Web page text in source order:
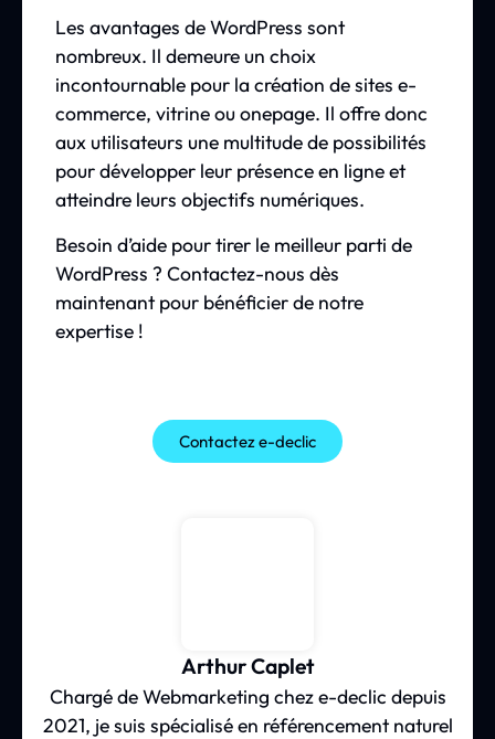
Les avantages de WordPress sont
nombreux. Il demeure un choix
incontournable pour la création de sites e-
commerce, vitrine ou onepage. Il offre donc
aux utilisateurs une multitude de possibilités
pour développer leur présence en ligne et
atteindre leurs objectifs numériques.
Besoin d’aide pour tirer le meilleur parti de
WordPress ? Contactez-nous dès
maintenant pour bénéficier de notre
expertise !
Contactez e-declic
Arthur Caplet
Chargé de Webmarketing chez e-declic depuis
2021, je suis spécialisé en référencement naturel